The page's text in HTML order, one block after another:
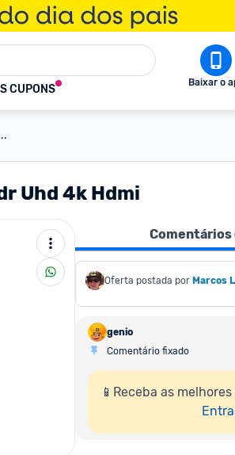
CUPONS Baixar o
Uhd 4k Hdmi
Comentários
Oferta postada por Marcos
genio
Comentário fixado
📱Receba as